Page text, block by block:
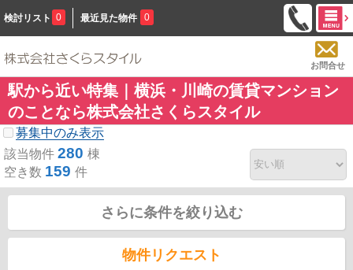
検討リスト 0 最近見た物件 0
お問合せ
駅から近い特集｜横浜・川崎の賃貸マンション
のことなら株式会社さくらスタイル
募集中のみ表示
該当物件 280 棟
空き数 159 件
さらに条件を絞り込む
物件リクエスト